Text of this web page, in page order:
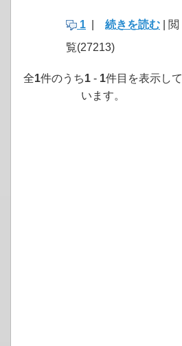
1 続きを読む | 閲
覧(27213)
全1件のうち1 - 1件目を表示して
います。